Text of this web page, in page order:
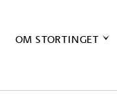
OM STORTINGET